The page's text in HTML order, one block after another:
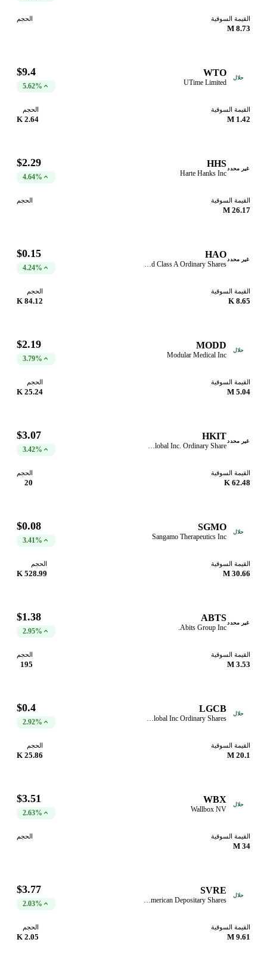
القيمة السوقية
8.73 M
الحجم
حلال WTO
UTime Limited
$9.4
5.62%
القيمة السوقية
1.42 M
الحجم
2.64 K
غير محدد HHS
Harte Hanks Inc
$2.29
4.64%
القيمة السوقية
26.17 M
الحجم
غير محدد HAO
Haoxi Health Technology Limited Class A Ordinary Shares
$0.15
4.24%
القيمة السوقية
8.65 K
الحجم
84.12 K
حلال MODD
Modular Medical Inc
$2.19
3.79%
القيمة السوقية
5.04 M
الحجم
25.24 K
غير محدد HKIT
Hitek Global Inc. Ordinary Share
$3.07
3.42%
القيمة السوقية
62.48 K
الحجم
20
حلال SGMO
Sangamo Therapeutics Inc
$0.08
3.41%
القيمة السوقية
30.66 M
الحجم
528.99 K
غير محدد ABTS
Abits Group Inc.
$1.38
2.95%
القيمة السوقية
3.53 M
الحجم
195
حلال LGCB
Linkage Global Inc Ordinary Shares
$0.4
2.92%
القيمة السوقية
20.1 M
الحجم
25.86 K
حلال WBX
Wallbox NV
$3.51
2.63%
القيمة السوقية
34 M
الحجم
حلال SVRE
SaverOne 2014 Ltd. American Depositary Shares
$3.77
2.03%
القيمة السوقية
9.61 M
الحجم
2.05 K